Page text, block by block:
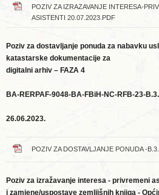
POZIV ZA IZRAZAVANJE INTERESA-
ASISTENTI 20.07.2023.PDF
Poziv za dostavljanje ponuda za nabavku
katastarske dokumentacije za
digitalni arhiv – FAZA 4
BA-RERPAF-9048-BA-FBiH-NC-RFB-23-
26.06.2023.
POZIV ZA DOSTAVLJANJE PONUDA -
Poziv za izražavanje interesa - privremeni
i zamjene/uspostave zemljišnih knjiga -